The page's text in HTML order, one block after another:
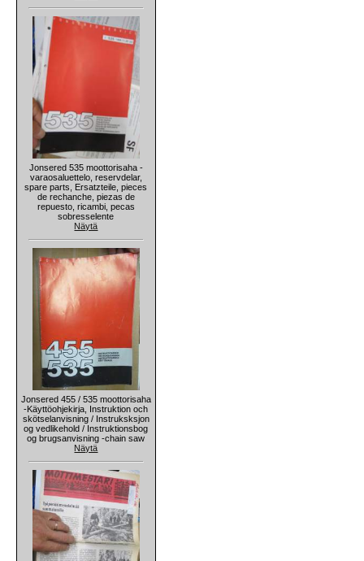
Jonsered 535 moottorisaha -
varaosaluettelo, reservdelar,
spare parts, Ersatzteile, pieces
de rechanche, piezas de
repuesto, ricambi, pecas
sobresselente
Näytä
Jonsered 455 / 535 moottorisaha
-Käyttöohjekirja, Instruktion och
skötselanvisning / Instruksksjon
og vedlikehold / Instruktionsbog
og brugsanvisning -chain saw
Näytä